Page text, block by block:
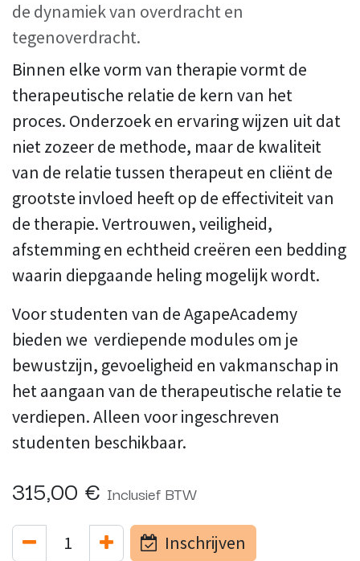
de dynamiek van overdracht en
tegenoverdracht.
Binnen elke vorm van therapie vormt de
therapeutische relatie de kern van het
proces. Onderzoek en ervaring wijzen uit dat
niet zozeer de methode, maar de kwaliteit
van de relatie tussen therapeut en cliënt de
grootste invloed heeft op de effectiviteit van
de therapie. Vertrouwen, veiligheid,
afstemming en echtheid creëren een bedding
waarin diepgaande heling mogelijk wordt.
Voor studenten van de AgapeAcademy
bieden we verdiepende modules om je
bewustzijn, gevoeligheid en vakmanschap in
het aangaan van de therapeutische relatie te
verdiepen. Alleen voor ingeschreven
studenten beschikbaar.
315,00 € Inclusief BTW
Inschrijven